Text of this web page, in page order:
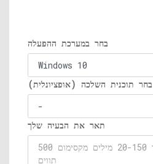
בחר במערכת ההפעלה
בחר תוכנית השלכה (אופציונלית)
תאר את הבעיה שלך